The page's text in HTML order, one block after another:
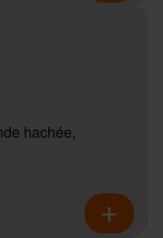
hachée,